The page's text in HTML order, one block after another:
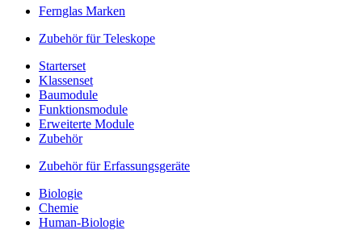
Fernglas Marken
Zubehör für Teleskope
Starterset
Klassenset
Baumodule
Funktionsmodule
Erweiterte Module
Zubehör
Zubehör für Erfassungsgeräte
Biologie
Chemie
Human-Biologie